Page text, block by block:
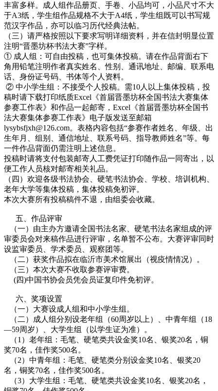
丰富多样。成人组作品册页、手卷、小品均可，小品尺寸不大
于A3纸，学生组作品规格不大于A4纸，学生组既可以书写规
范汉字作品，亦可以临习历代经典法帖。
（三）请严格按照以下要求写明详细资料，并在信封明显位置
注明“晋墨坊杯书法大赛”字样。
① 成人组：可自由投稿，也可集体投稿。请在作品背面右下
角用铅笔注明作者真实姓名、性别、通讯地址、邮编、联系电
话、身份证号码、书体等个人资料。
② 中小学生组：不接受个人投稿。需10人以上集体投稿，投
稿时请下载打印纸质Excel《首届晋墨坊杯全国书法大赛集体
参赛工作表》和作品一起邮寄，Excel《首届晋墨坊杯全国书
法大赛集体参赛工作表》电子版发送至邮箱
lysybsfjxh@126.com。表格内容包括“参赛作者姓名、年级、出
生年月、组别、通信地址、联系号码、指导教师姓名”等。每
一件作品背面仍需注明上述信息。
投稿时请将支付包装邮寄人工费凭证打印随作品一同寄出，以
便工作人员核对邮寄相关礼品。
（四）欢迎各级书法协会、硬笔书法协会、学校、培训机构、
老年大学等集体投稿，集体投稿免初评。
本次大赛所有投稿稿件不退，由组委会收藏。
五、作品评审
（一）由主办方邀请全国书法名家、硬笔书法名家组成的评
审委员会对来稿作品进行评审，名单暂不公布。大赛评审同时
设监审委员、学术委员、观察团等。
（二）获奖作品拟在临沂市美术馆展出（视疫情情况）。
（三）本次大赛不收取参赛评审费。
(四)中国书协会员凭会员证复印件免初评。
六、奖项设置
（一）大赛设成人组和中小学生组。
（二）成人组分别设老年组（60周岁以上）、中青年组（18
—59周岁）、大学生组（以学生证为准）。
（1）老年组：毛笔、硬笔类共设金奖10名、银奖20名，铜
奖70名，佳作奖500名。
（2）中青年组：毛笔、硬笔类分别设金奖10名、银奖20
名，铜奖70名，佳作奖500名。
（3）大学生组：毛笔、硬笔类共设金奖10名、银奖20名，